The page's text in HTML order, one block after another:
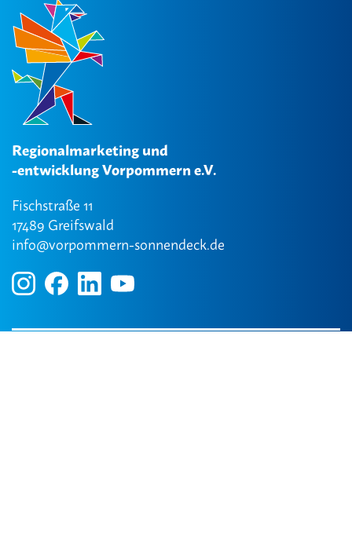
Regionalmarketing und
-entwicklung Vorpommern e.V.
Fischstraße 11
17489 Greifswald
info@vorpommern-sonnendeck.de